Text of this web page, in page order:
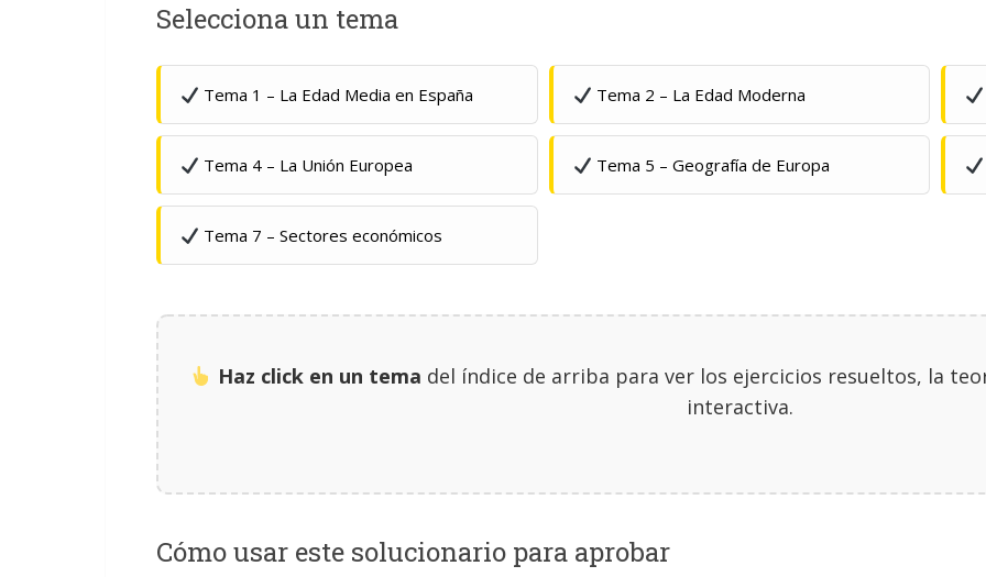
Selecciona un tema
Tema 1 – La Edad Media en España Tema 2 – La Edad Moderna
Tema 4 – La Unión Europea Tema 5 – Geografía de Europa
Tema 7 – Sectores económicos
Haz click en un tema del índice de arriba para ver los ejercicios resueltos, la
interactiva.
Cómo usar este solucionario para aprobar